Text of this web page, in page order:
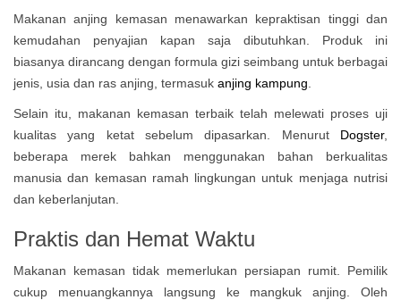
Makanan anjing kemasan menawarkan kepraktisan tinggi dan
kemudahan penyajian kapan saja dibutuhkan. Produk ini
biasanya dirancang dengan formula gizi seimbang untuk berbagai
jenis, usia dan ras anjing, termasuk anjing kampung
Selain itu, makanan kemasan terbaik telah melewati proses uji
kualitas yang ketat sebelum dipasarkan. Menurut
Dogster,
beberapa merek bahkan menggunakan bahan berkualitas
manusia dan kemasan ramah lingkungan untuk menjaga nutrisi
dan keberlanjutan.
Praktis dan Hemat Waktu
Makanan kemasan tidak memerlukan persiapan rumit. Pemilik
cukup menuangkannya langsung ke mangkuk anjing. Oleh